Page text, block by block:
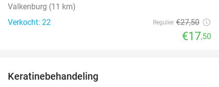
Valkenburg (11 km)
Verkocht: 22
Regulier €27,50
€17,50
Keratinebehandeling